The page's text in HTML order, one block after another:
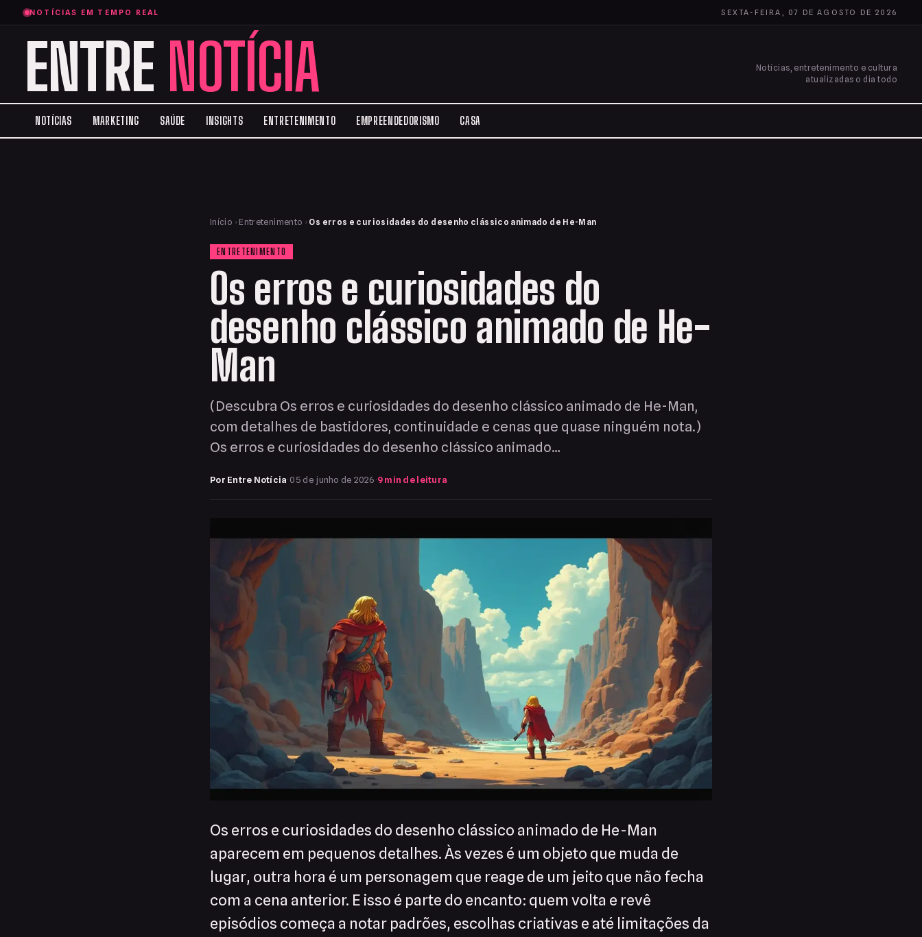
NOTÍCIAS EM TEMPO REAL SEXTA-FEIRA, 07 DE AGOSTO DE 2026
ENTRE NOTÍCIA
Notícias, entretenimento e cultura
atualizadas o dia todo
NOTÍCIAS MARKETING SAÚDE INSIGHTS ENTRETENIMENTO EMPREENDEDORISMO CASA
Início › Entretenimento › Os erros e curiosidades do desenho clássico animado de He-Man
ENTRETENIMENTO
Os erros e curiosidades do
desenho clássico animado de He-
Man
(Descubra Os erros e curiosidades do desenho clássico animado de He-Man,
com detalhes de bastidores, continuidade e cenas que quase ninguém nota.)
Os erros e curiosidades do desenho clássico animado…
Por Entre Notícia·05 de junho de 2026·9 min de leitura
Os erros e curiosidades do desenho clássico animado de He-Man
aparecem em pequenos detalhes. Às vezes é um objeto que muda de
lugar, outra hora é um personagem que reage de um jeito que não fecha
com a cena anterior. E isso é parte do encanto: quem volta e revê
episódios começa a notar padrões, escolhas criativas e até limitações da